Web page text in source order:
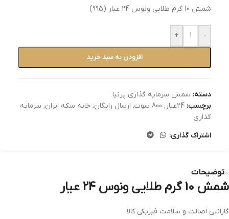
شمش 10 گرم طلایی ونوس 24 عیار (995)
-
+
افزودن به سبد خرید
دسته: شمش سرمایه گذاری پرنیا
برچسب: 24عیار , 800 سوت , ارسال رایگان, خانه سکه ایران, سرمایه
گذاری
اشتراک گذاری:
توضیحات
شمش 10 گرم طلایی ونوس 24 عیار
گارانتی اصالت و سلامت فیزیکی کالا